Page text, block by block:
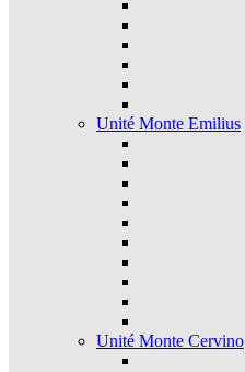
Unité Monte Emilius
Unité Monte Cervino